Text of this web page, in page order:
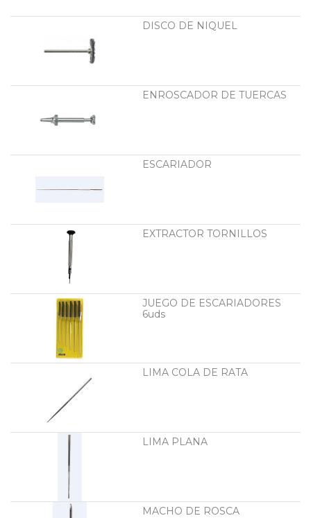
DISCO DE NIQUEL
ENROSCADOR DE TUERCAS
ESCARIADOR
EXTRACTOR TORNILLOS
JUEGO DE ESCARIADORES
6uds
LIMA COLA DE RATA
LIMA PLANA
MACHO DE ROSCA